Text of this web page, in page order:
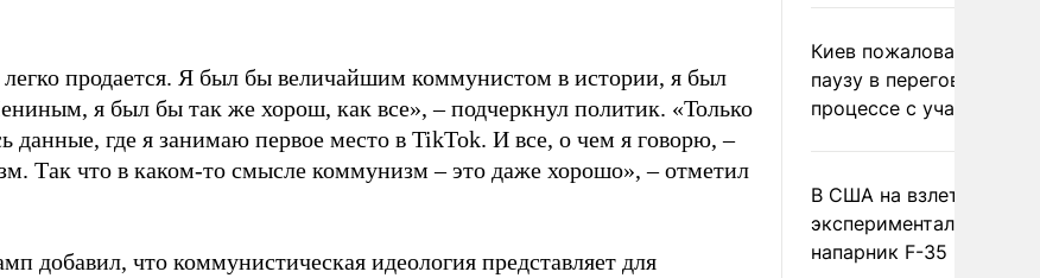
продается. Я был бы величайшим коммунистом в истории, я был
я был бы так же хорош, как все», – подчеркнул политик. «Только
данные, где я занимаю первое место в TikTok. И все, о чем я говорю, –
Так что в каком-то смысле коммунизм – это даже хорошо», – отметил
добавил, что коммунистическая идеология представляет для
Киев пожаловался на
паузу в переговорном
процессе с участием
В США на взлете
экспериментальный
напарник F-35